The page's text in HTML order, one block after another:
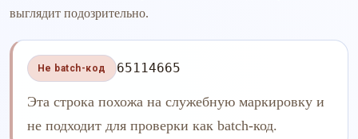
выглядит подозрительно.
Не batch-код 65114665
Эта строка похожа на служебную маркировку и
не подходит для проверки как batch-код.